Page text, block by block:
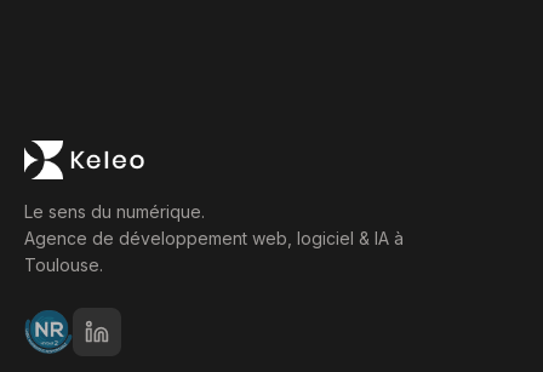
Le sens du numérique.
Agence de développement web, logiciel & IA à
Toulouse.